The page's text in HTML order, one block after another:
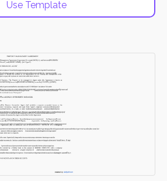
Use Template